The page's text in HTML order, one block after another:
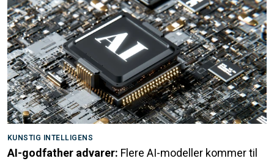
KUNSTIG INTELLIGENS
AI-godfather advarer: Flere AI-modeller kommer til